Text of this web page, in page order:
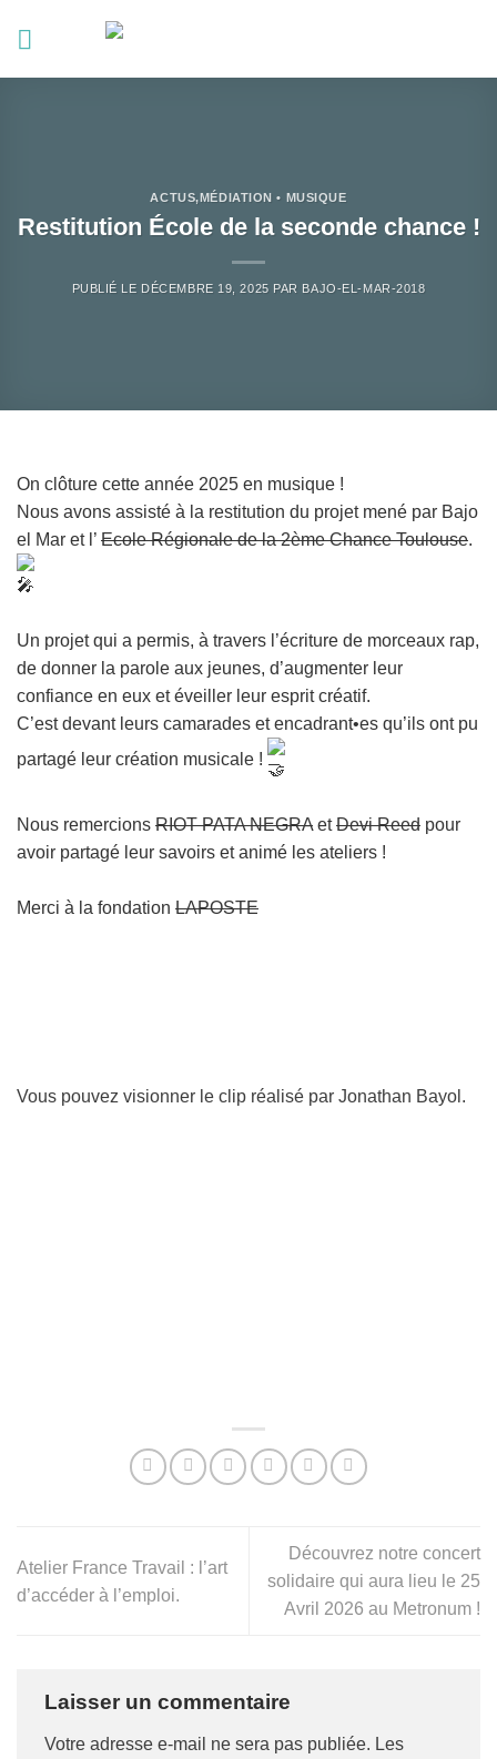
ACTUS, MÉDIATION • MUSIQUE
Restitution École de la seconde chance !
PUBLIÉ LE DÉCEMBRE 19, 2025 PAR BAJO-EL-MAR-2018
On clôture cette année 2025 en musique !
Nous avons assisté à la restitution du projet mené par Bajo
el Mar et l’ Ecole Régionale de la 2ème Chance Toulouse.
Un projet qui a permis, à travers l’écriture de morceaux rap,
de donner la parole aux jeunes, d’augmenter leur
confiance en eux et éveiller leur esprit créatif.
C’est devant leurs camarades et encadrant•es qu’ils ont pu
partagé leur création musicale !
Nous remercions RIOT PATA NEGRA etDevi Reed pour
avoir partagé leur savoirs et animé les ateliers !
Merci à la fondation LAPOSTE
Vous pouvez visionner le clip réalisé par Jonathan Bayol.
Atelier France Travail : l’art
d’accéder à l’emploi.
Découvrez notre concert
solidaire qui aura lieu le 25
Avril 2026 au Metronum !
Laisser un commentaire
Votre adresse e-mail ne sera pas publiée. Les